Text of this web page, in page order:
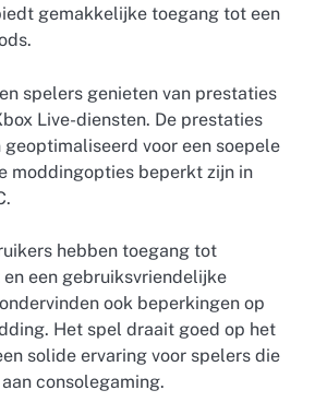
gemakkelijke toegang tot een
spelers genieten van prestaties
Live-diensten. De prestaties
geoptimaliseerd voor een soepele
moddingopties beperkt zijn in
hebben toegang tot
een gebruiksvriendelijke
ook beperkingen op
Het spel draait goed op het
solide ervaring voor spelers die
consolegaming.